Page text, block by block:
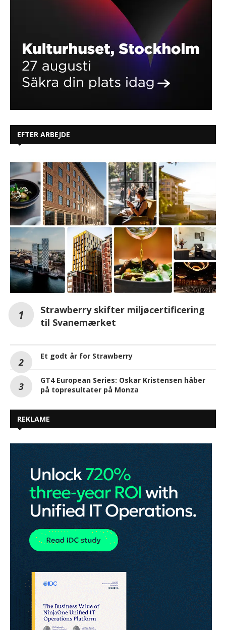
EFTER ARBEJDE
Strawberry skifter miljøcertificering
til Svanemærket
Et godt år for Strawberry
GT4 European Series: Oskar Kristensen håber
på topresultater på Monza
REKLAME